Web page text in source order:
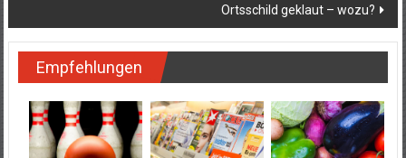
Ortsschild geklaut – wozu?
Empfehlungen